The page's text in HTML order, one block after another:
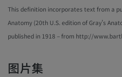
This definition incorporates text from a
Anatomy (20th U.S. edition of Gray's
published in 1918 – from http://
图片集